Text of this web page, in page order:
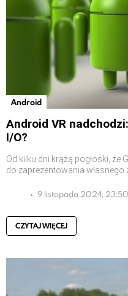
Android
Android VR
I/O?
Od kilku dni krążą pogłoski,
do zaprezentowania własnego
9 listopada 2024, 23:50
CZYTAJ WIĘCEJ